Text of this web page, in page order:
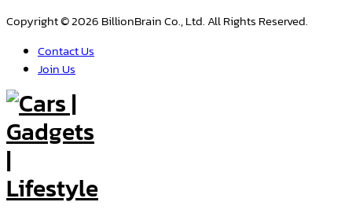
Copyright © 2026 BillionBrain Co., Ltd. All Rights Reserved.
Contact Us
Join Us